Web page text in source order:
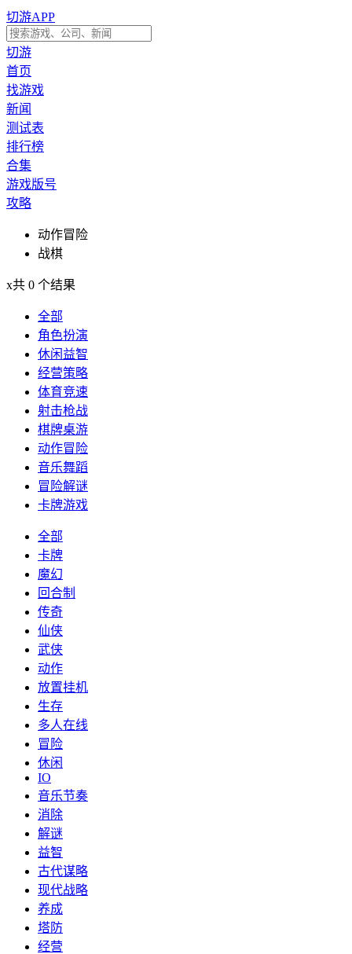
切游APP
切游
首页
找游戏
新闻
测试表
排行榜
合集
游戏版号
攻略
动作冒险
战棋
x共 0 个结果
全部
角色扮演
休闲益智
经营策略
体育竞速
射击枪战
棋牌桌游
动作冒险
音乐舞蹈
冒险解谜
卡牌游戏
全部
卡牌
魔幻
回合制
传奇
仙侠
武侠
动作
放置挂机
生存
多人在线
冒险
休闲
IO
音乐节奏
消除
解谜
益智
古代谋略
现代战略
养成
塔防
经营